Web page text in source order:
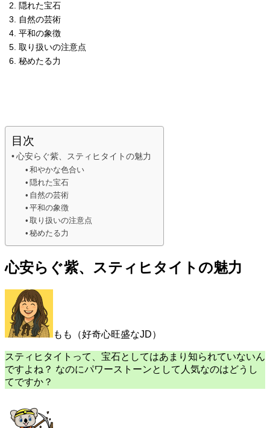
隠れた宝石
自然の芸術
平和の象徴
取り扱いの注意点
秘めたる力
目次
心安らぐ紫、スティヒタイトの魅力
和やかな色合い
隠れた宝石
自然の芸術
平和の象徴
取り扱いの注意点
秘めたる力
心安らぐ紫、スティヒタイトの魅力
もも（好奇心旺盛なJD）
スティヒタイトって、宝石としてはあまり知られていないん
ですよね？ なのにパワーストーンとして人気なのはどうし
てですか？